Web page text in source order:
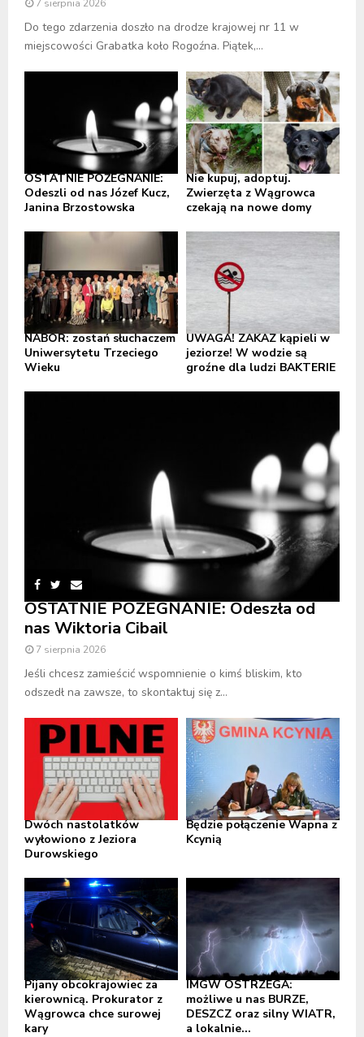
7 sierpnia 2026
Do tego zdarzenia doszło na drodze krajowej nr 11 w
miejscowości Grabatka koło Rogoźna. Piątek,...
OSTATNIE POŻEGNANIE:
Odeszli od nas Józef Kucz,
Janina Brzostowska
Nie kupuj, adoptuj.
Zwierzęta z Wągrowca
czekają na nowe domy
NABÓR: zostań słuchaczem
Uniwersytetu Trzeciego
Wieku
UWAGA! ZAKAZ kąpieli w
jeziorze! W wodzie są
groźne dla ludzi BAKTERIE
OSTATNIE POŻEGNANIE: Odeszła od
nas Wiktoria Cibail
7 sierpnia 2026
Jeśli chcesz zamieścić wspomnienie o kimś bliskim, kto
odszedł na zawsze, to skontaktuj się z...
Dwóch nastolatków
wyłowiono z Jeziora
Durowskiego
Będzie połączenie Wapna z
Kcynią
Pijany obcokrajowiec za
kierownicą. Prokurator z
Wągrowca chce surowej
kary
IMGW OSTRZEGA:
możliwe u nas BURZE,
DESZCZ oraz silny WIATR,
a lokalnie...